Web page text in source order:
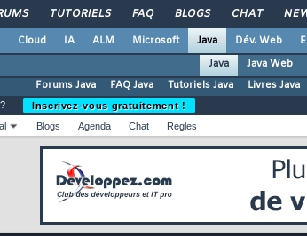
TUTORIELS FAQ BLOGS CHAT
Cloud IA ALM Microsoft Java Dév. Web
Java
Java Web
Forums Java
FAQ Java Tutoriels Java Livres Java
Inscrivez-vous gratuitement !
Blogs Agenda Chat Règles